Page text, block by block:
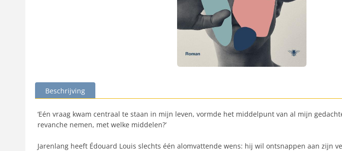
Beschrijving
‘Eén vraag kwam centraal te staan in mijn leven, vormde het middelpunt van al mijn
revanche nemen, met welke middelen?’
Jarenlang heeft Édouard Louis slechts één alomvattende wens: hij wil ontsnappen aan